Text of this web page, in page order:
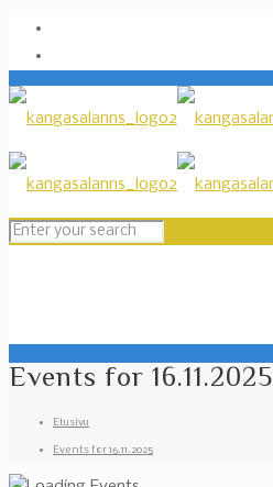
Events for 16.11.2025
Etusivu
Events for 16.11.2025